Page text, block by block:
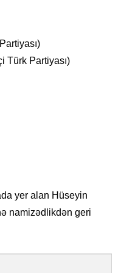
Türk Partiyası)
yer alan Hüseyin
namizədlikdən geri